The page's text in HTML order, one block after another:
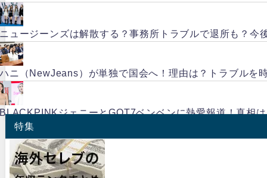
ュージーンズは解散する？事務所トラブルで退所も？今
ニ（NewJeans）が単独で国会へ！理由は？トラブルを
ジェニーとGOT7ベンベンに熱愛報道！真相
特集